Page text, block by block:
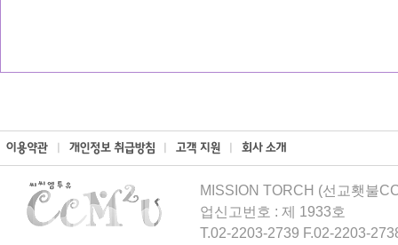
MISSION TORCH (선교횃불
업신고번호 : 제 1933호
T.02-2203-2739 F.02-2203-